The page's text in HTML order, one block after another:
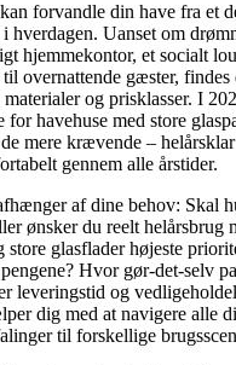
forvandle din have fra et
hverdagen. Uanset om
hjemmekontor, et socialt
overnattende gæster,
materialer og prisklasser. I
for havehuse med store
mere krævende –
gennem alle årstider.
af dine behov: Skal
ønsker du reelt helårsbrug
store glasflader højeste
Hvor gør-det-selv
leveringstid og
dig med at navigere alle
til forskellige